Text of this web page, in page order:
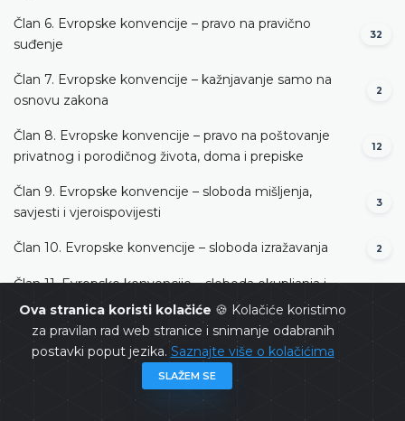
Ova stranica koristi kolačiće 🍪 Kolačiće koristimo
za pravilan rad web stranice i snimanje odabranih
postavki poput jezika. Saznajte više o kolačićima
SLAŽEM SE
Član 6. Evropske konvencije – pravo na pravično
suđenje
32
Član 7. Evropske konvencije – kažnjavanje samo na
osnovu zakona
2
Član 8. Evropske konvencije – pravo na poštovanje
privatnog i porodičnog života, doma i prepiske
12
Član 9. Evropske konvencije – sloboda mišljenja,
savjesti i vjeroispovijesti
3
Član 10. Evropske konvencije – sloboda izražavanja 2
Član 11. Evropske konvencije – sloboda okupljanja i
udruživanja
Član 13. Evropske konvencije – pravo na djelotvoran
pravni lijek